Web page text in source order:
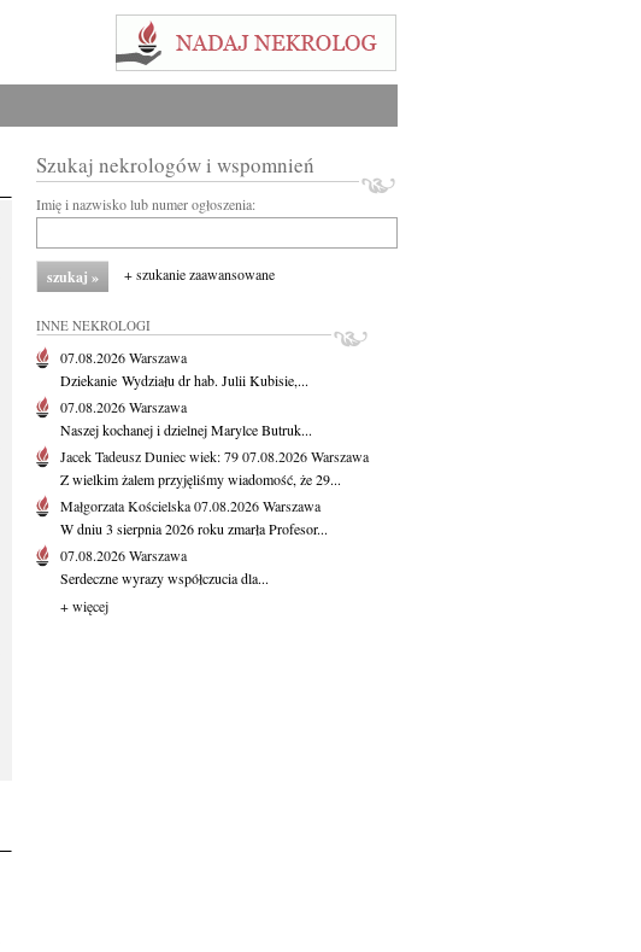
Szukaj nekrologów i wspomnień
Imię i nazwisko lub numer ogłoszenia:
+ szukanie zaawansowane
INNE NEKROLOGI
07.08.2026Warszawa
Dziekanie Wydziału dr hab. Julii Kubisie,...
07.08.2026Warszawa
Naszej kochanej i dzielnej Marylce Butruk...
Jacek Tadeusz Duniecwiek: 7907.08.2026Warszawa
Z wielkim żalem przyjęliśmy wiadomość, że 29...
Małgorzata Kościelska07.08.2026Warszawa
W dniu 3 sierpnia 2026 roku zmarła Profesor...
07.08.2026Warszawa
Serdeczne wyrazy współczucia dla...
+ więcej